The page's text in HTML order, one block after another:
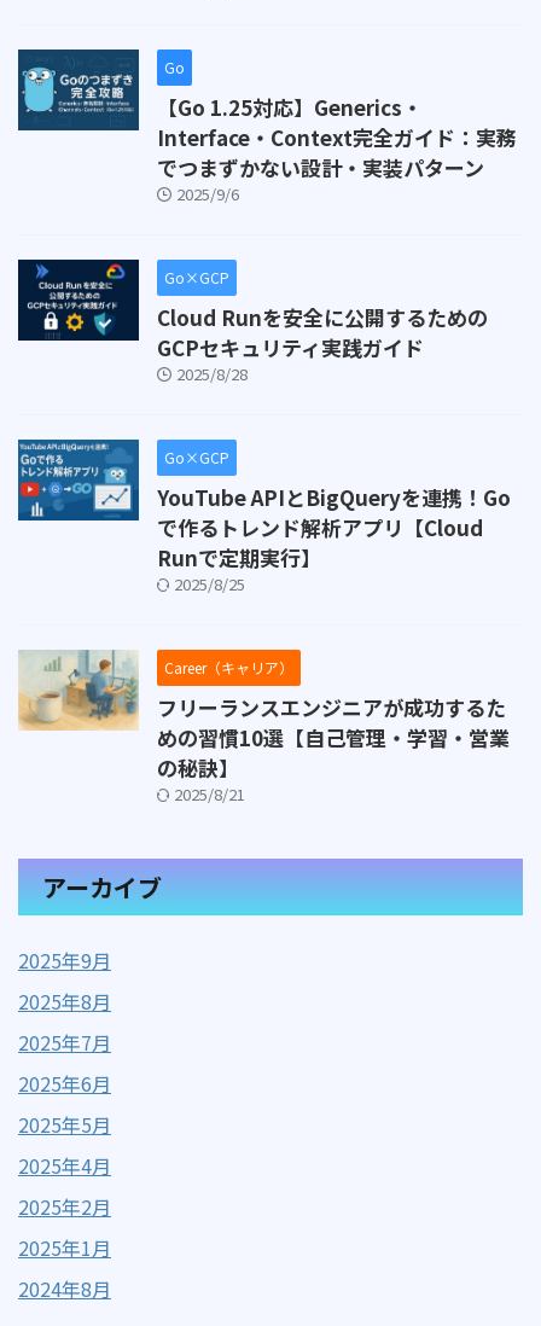
Go
【Go 1.25対応】Generics・
Interface・Context完全ガイド：実務
でつまずかない設計・実装パターン
2025/9/6
Go×GCP
Cloud Runを安全に公開するための
GCPセキュリティ実践ガイド
2025/8/28
Go×GCP
YouTube APIとBigQueryを連携！Go
で作るトレンド解析アプリ【Cloud
Runで定期実行】
2025/8/25
Career（キャリア）
フリーランスエンジニアが成功するた
めの習慣10選【自己管理・学習・営業
の秘訣】
2025/8/21
アーカイブ
2025年9月
2025年8月
2025年7月
2025年6月
2025年5月
2025年4月
2025年2月
2025年1月
2024年8月